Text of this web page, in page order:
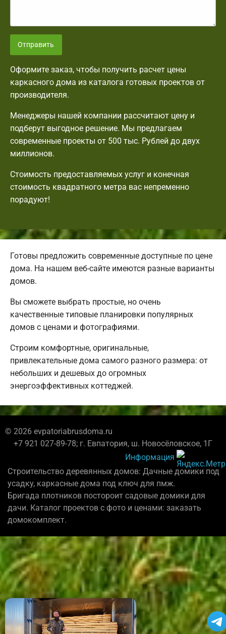
Отправить
Оформите заказ, чтобы получить расчет цены
каркасного дома из каталога готовых проектов от
производителя.
Менеджеры нашей компании рассчитают цену и
подберут выгодное решение. Мы предлагаем
современные проекты от 500 тыс. Рублей до двух
миллионов.
Стоимость предоставляемых услуг и конечная
стоимость квадратного метра вас непременно
порадуют!
Готовы предложить современные доступные по цене
дома. На нашем веб-сайте имеются разные варианты
домов.
Вы сможете выбрать простые, но очень
качественные типовые планировки популярных
домов с ценами и фотографиями.
Строим комфортные, оригинальные,
привлекательные дома самого разного размера: от
небольших и дешевых до огромных
энергоэффективных коттеджей.
© 2026 evpatoriabrusdoma.ru
+7 921 027-89-78; г. Евпатория, ш. Новосёловское, 1Г
Информация
Строительство деревянных домов: Дачные домики под
усадку, каркасные дома под ключ для пмж.
Бригада плотников постороит садовые домики для
дачи. Каталог проектов с фото и ценами: заказать
домокомплект.